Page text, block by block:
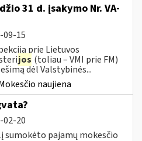
31 d. įsakymo Nr. VA-
09-15
prie Lietuvos
jos (toliau – VMI prie FM)
dėl Valstybinės...
naujiena
02-20
sumokėto pajamų mokesčio